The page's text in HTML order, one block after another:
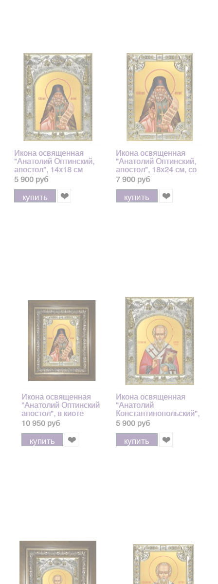
Икона освященная
"Анатолий Оптинский,
апостол", 14x18 см
5 900 руб
купить
Икона освященная
"Анатолий Оптинский,
апостол", 18х24 см, со
стразами
7 900 руб
купить
Икона освященная
"Анатолий Оптинский
апостол", в киоте
24x30 см
10 950 руб
купить
Икона освященная
"Анатолий
Константинопольский",
14x18 см
5 900 руб
купить